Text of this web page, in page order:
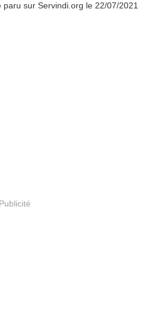
sur Servindi.org le 22/07/2021
Publicité